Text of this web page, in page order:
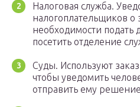
Налоговая служба.
налогоплательщиков о
необходимости
посетить отделение
Суды. Используют
чтобы уведомить
отправить ему